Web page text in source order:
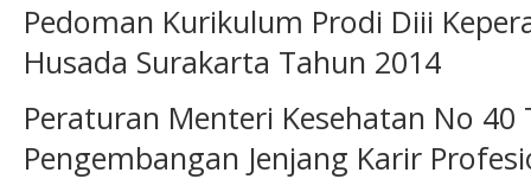
Pedoman Kurikulum Prodi Diii
Husada Surakarta Tahun 2014
Peraturan Menteri Kesehatan No
Pengembangan Jenjang Karir